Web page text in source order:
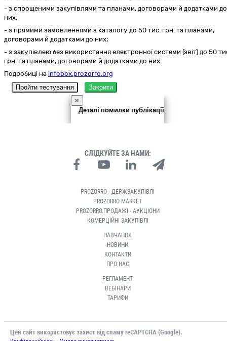
- з спрощеними закупівлями та планами, договорами й додатками до
них;
- з прямими замовленнями з каталогу до 50 тис. грн. та планами,
договорами й додатками до них;
- з закупівлею без використання електронної системи (звіт) до 50
грн. та планами, договорами й додатками до них.
Подробиці на infobox.prozorro.org
Пройти тестування
Закрити
×
Деталі помилки публікації
СЛІДКУЙТЕ ЗА НАМИ:
PROZORRO - ДЕРЖЗАКУПІВЛІ
PROZORRO MARKET
PROZORRO.ПРОДАЖІ - АУКЦІОНИ
КОМЕРЦІЙНІ ЗАКУПІВЛІ
НАВЧАННЯ
НОВИНИ
КОНТАКТИ
ПРО НАС
РЕГЛАМЕНТ
ВЕБІНАРИ
ТАРИФИ
Цей сайт використовує захист від спаму reCAPTCHA (Google).